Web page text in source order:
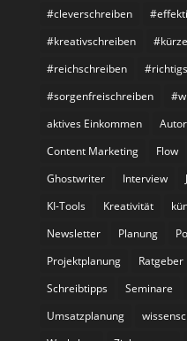
#cleverschreiben
#kreativschreiben
#reichschreiben
#sorgenfreischreiben
aktives Einkommen
Content Marketing
Flow
Ghostwriter
Interview
KI-Tools
Kreativität
Newsletter
Planung
Projektplanung
Ratgeber
Schreibtipps
Seminare
Umsatzplanung